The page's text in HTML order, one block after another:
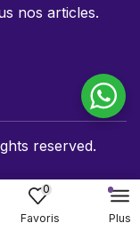
nos articles.
reserved.
0
Favoris Plus